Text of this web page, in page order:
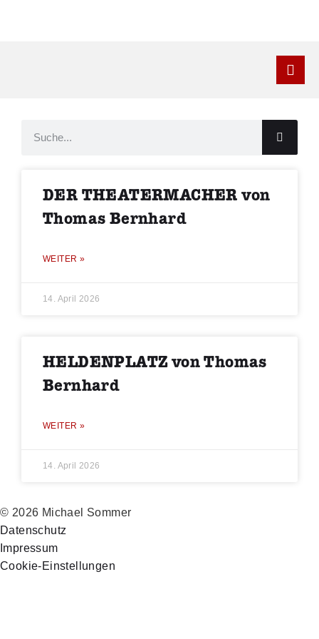
DER THEATERMACHER von
Thomas Bernhard
WEITER »
14. April 2026
HELDENPLATZ von Thomas
Bernhard
WEITER »
14. April 2026
© 2026 Michael Sommer
Datenschutz
Impressum
Cookie-Einstellungen